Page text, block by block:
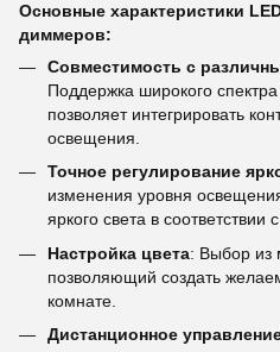
Основные характеристики
диммеров:
Совместимость с
Поддержка широкого
позволяет интегрировать
освещения.
Точное регулирование
изменения уровня
яркого света в
Настройка цвета: Выбор из
позволяющий создать
комнате.
Дистанционное